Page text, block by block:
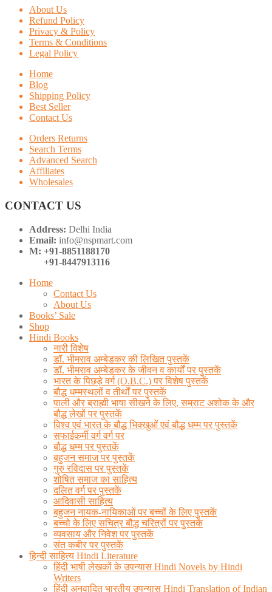
About Us
Refund Policy
Privacy & Policy
Terms & Conditions
Legal Policy
Home
Blog
Shipping Policy
Best Seller
Contact Us
Orders Returns
Search Terms
Advanced Search
Affiliates
Wholesales
CONTACT US
Address: Delhi India
Email: info@nspmart.com
M: +91-8851188170
+91-8447913116
Home
Contact Us
About Us
Books’ Sale
Shop
Hindi Books
नारी विशेष
डॉ. भीमराव अम्बेडकर की लिखित पुस्तकें
डॉ. भीमराव अम्बेडकर के जीवन व कार्यों पर पुस्तकें
भारत के पिछड़े वर्ग (O.B.C.) पर विशेष पुस्तकें
बौद्ध धम्मस्थलों व तीर्थों पर पुस्तकें
पाली और ब्राह्मी भाषा सीखने के लिए, सम्राट अशोक के और
बौद्ध लेखों पर पुस्तकें
विश्व एवं भारत के बौद्ध भिक्खुओं एवं बौद्ध धम्म पर पुस्तकें
सफाईकर्मी वर्ग वर्ग पर
बौद्ध धम्म पर पुस्तकें
बहुजन समाज पर पुस्तकें
गुरु रविदास पर पुस्तकें
शोषित समाज का साहित्य
दलित वर्ग पर पुस्तकें
आदिवासी साहित्य
बहुजन नायक-नायिकाओं पर बच्चों के लिए पुस्तकें
बच्चो के लिए सचित्र बौद्ध चरित्रों पर पुस्तकें
व्यवसाय और निवेश पर पुस्तकें
संत कबीर पर पुस्तकें
हिन्दी साहित्य Hindi Literature
हिंदी भाषी लेखकों के उपन्यास Hindi Novels by Hindi
Writers
हिंदी अनुवादित भारतीय उपन्यास Hindi Translation of Indian